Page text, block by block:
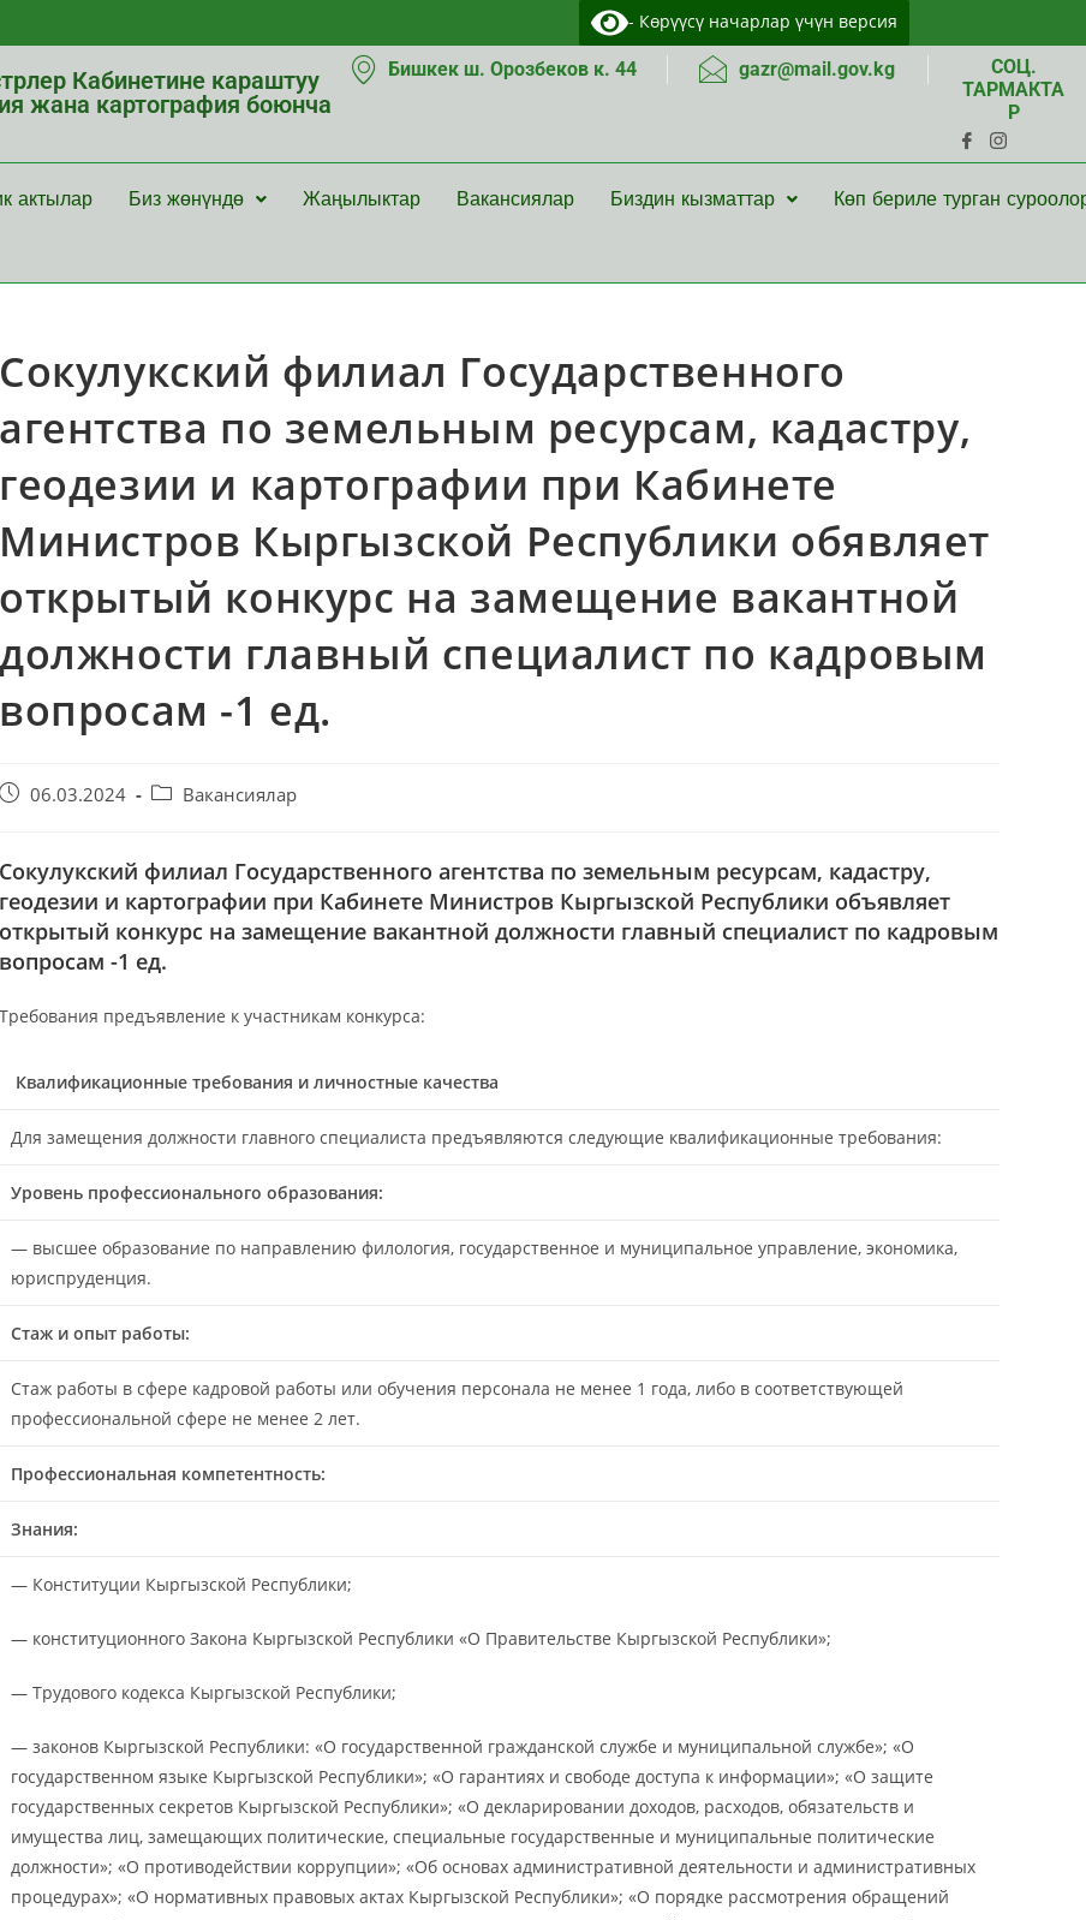
- Көрүүсү начарлар үчүн версия
Кабинетине караштуу
жана картография боюнча
Бишкек ш. Орозбеков к. 44 gazr@mail.gov.kg
СОЦ.
ТАРМАКТА
Р
актылар Биз жөнүндө Жаңылыктар Вакансиялар Биздин кызматтар Көп бериле турган
Сокулукский филиал Государственного
агентства по земельным ресурсам, кадастру,
геодезии и картографии при Кабинете
Министров Кыргызской Республики обявляет
открытый конкурс на замещение вакантной
должности главный специалист по кадровым
вопросам -1 ед.
06.03.2024 Вакансиялар
Сокулукский филиал Государственного агентства по земельным ресурсам, кадастру,
геодезии и картографии при Кабинете Министров Кыргызской Республики объявляет
открытый конкурс на замещение вакантной должности главный специалист по кадровым
вопросам -1 ед.
Требования предъявление к участникам конкурса:
Квалификационные требования и личностные качества
Для замещения должности главного специалиста предъявляются следующие квалификационные требования:
Уровень профессионального образования:
— высшее образование по направлению филология, государственное и муниципальное управление, экономика,
юриспруденция.
Стаж и опыт работы:
Стаж работы в сфере кадровой работы или обучения персонала не менее 1 года, либо в соответствующей
профессиональной сфере не менее 2 лет.
Профессиональная компетентность:
Знания:
— Конституции Кыргызской Республики;
— конституционного Закона Кыргызской Республики «О Правительстве Кыргызской Республики»;
— Трудового кодекса Кыргызской Республики;
— законов Кыргызской Республики: «О государственной гражданской службе и муниципальной службе»; «О
государственном языке Кыргызской Республики»; «О гарантиях и свободе доступа к информации»; «О защите
государственных секретов Кыргызской Республики»; «О декларировании доходов, расходов, обязательств и
имущества лиц, замещающих политические, специальные государственные и муниципальные политические
должности»; «О противодействии коррупции»; «Об основах административной деятельности и административных
процедурах»; «О нормативных правовых актах Кыргызской Республики»; «О порядке рассмотрения обращений